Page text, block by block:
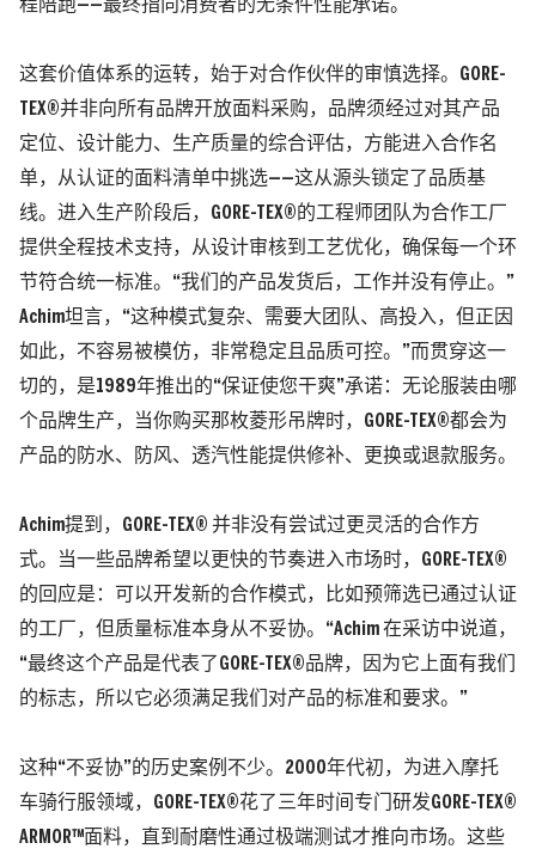
程陪跑——最终指向消费者的无条件性能承诺。
这套价值体系的运转，始于对合作伙伴的审慎选择。GORE-
TEX®并非向所有品牌开放面料采购，品牌须经过对其产品
定位、设计能力、生产质量的综合评估，方能进入合作名
单，从认证的面料清单中挑选——这从源头锁定了品质基
线。进入生产阶段后，GORE-TEX®的工程师团队为合作工厂
提供全程技术支持，从设计审核到工艺优化，确保每一个环
节符合统一标准。 “我们的产品发货后，工作并没有停止。”
Achim坦言，“这种模式复杂、需要大团队、高投入，但正因
如此，不容易被模仿，非常稳定且品质可控。”而贯穿这一
切的，是1989年推出的“保证使您干爽”承诺：无论服装由哪
个品牌生产，当你购买那枚菱形吊牌时，GORE-TEX®都会为
产品的防水、防风、透汽性能提供修补、更换或退款服务。
Achim提到，GORE-TEX® 并非没有尝试过更灵活的合作方
式。当一些品牌希望以更快的节奏进入市场时，GORE-TEX®
的回应是：可以开发新的合作模式，比如预筛选已通过认证
的工厂，但质量标准本身从不妥协。 “Achim 在采访中说道，
“最终这个产品是代表了GORE-TEX®品牌，因为它上面有我们
的标志，所以它必须满足我们对产品的标准和要求。”
这种“不妥协”的历史案例不少。2000年代初，为进入摩托
车骑行服领域，GORE-TEX®花了三年时间专门研发GORE-TEX®
ARMOR™面料，直到耐磨性通过极端测试才推向市场。这些